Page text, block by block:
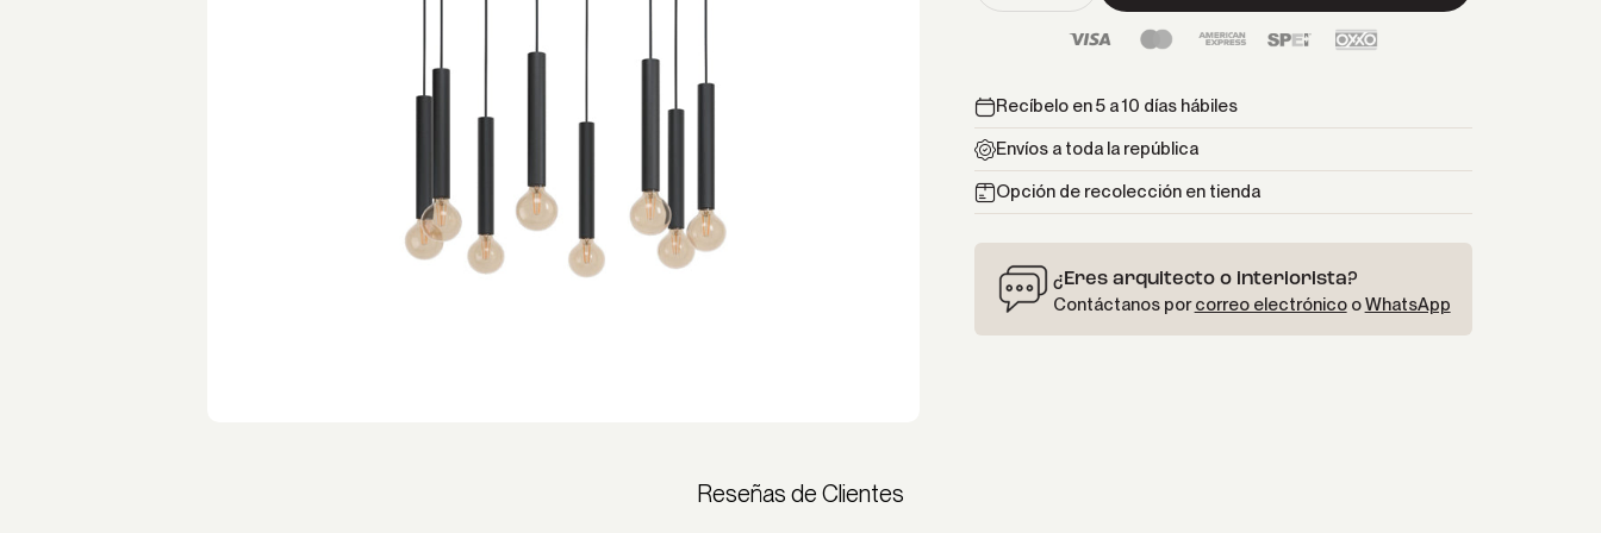
Recíbelo en 5 a 10 días hábiles
Envíos a toda la república
Opción de recolección en tienda
¿Eres arquitecto o interiorista?
Contáctanos porcorreo electrónicooWhatsApp
Reseñas de Clientes